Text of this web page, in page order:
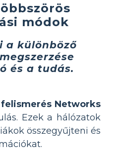
módok
a különböző
és a tudás.
felismerés Networks
Ezek a hálózatok
összegyűjteni és